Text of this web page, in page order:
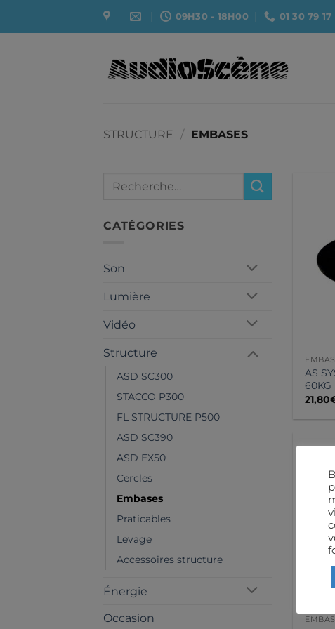
09H30 - 18H00 01 30 79 17
STRUCTURE / EMBASES
Recherche
CATÉGORIES
Son
Lumière
Vidéo
Structure
ASD SC300
STACCO P300
FL STRUCTURE P500
ASD SC390
ASD EX50
Cercles
Embases
Praticables
Levage
Accessoires structure
Énergie
Occasion
AS
60KG
21,80